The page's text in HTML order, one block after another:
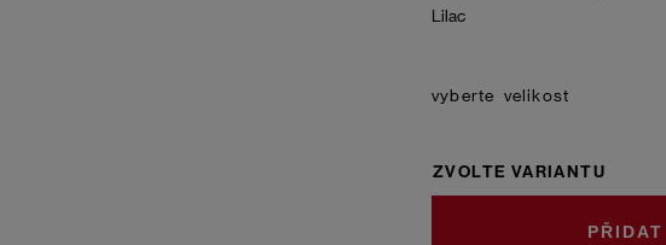
Lilac
velikost
ZVOLTE VARIANTU